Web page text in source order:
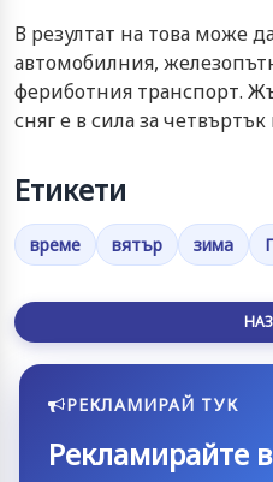
В резултат на това може
автомобилния,
фериботния транспорт.
сняг е в сила за
Етикети
време вятър зима
РЕКЛАМИРАЙ ТУК
Рекламирайте